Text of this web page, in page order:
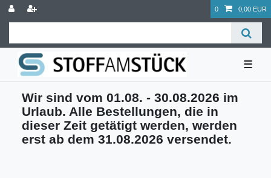
0 0,00 EUR
☰
Wir sind vom 01.08. - 30.08.2026 im
Urlaub. Alle Bestellungen, die in
dieser Zeit getätigt werden, werden
erst ab dem 31.08.2026 versendet.